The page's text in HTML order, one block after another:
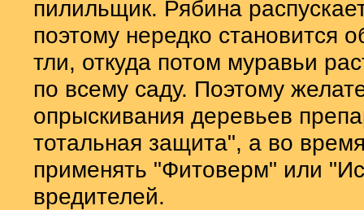
пилильщик. Рябина
поэтому нередко становится
тли, откуда потом муравьи
по всему саду. Поэтому
опрыскивания деревьев
тотальная защита", а во
применять "Фитоверм" или
вредителей.